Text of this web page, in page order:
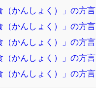
（かんしょく）」の方言
（かんしょく）」の方言
（かんしょく）」の方言
（かんしょく）」の方言
（かんしょく）」の方言